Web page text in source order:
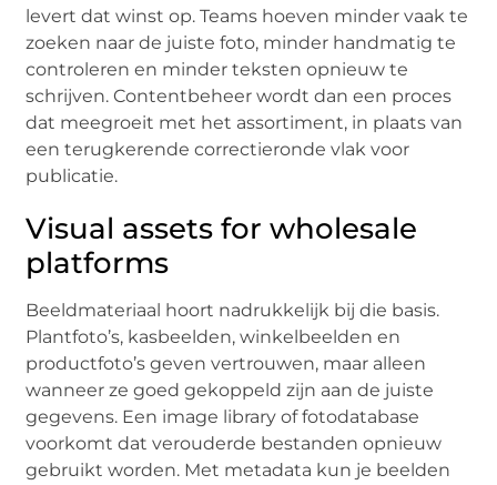
levert dat winst op. Teams hoeven minder vaak te
zoeken naar de juiste foto, minder handmatig te
controleren en minder teksten opnieuw te
schrijven. Contentbeheer wordt dan een proces
dat meegroeit met het assortiment, in plaats van
een terugkerende correctieronde vlak voor
publicatie.
Visual assets for wholesale
platforms
Beeldmateriaal hoort nadrukkelijk bij die basis.
Plantfoto’s, kasbeelden, winkelbeelden en
productfoto’s geven vertrouwen, maar alleen
wanneer ze goed gekoppeld zijn aan de juiste
gegevens. Een image library of fotodatabase
voorkomt dat verouderde bestanden opnieuw
gebruikt worden. Met metadata kun je beelden